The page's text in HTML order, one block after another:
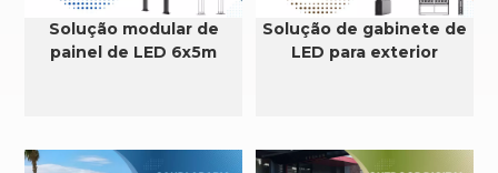
Solução modular de
painel de LED 6x5m
Solução de gabinete de
LED para exterior